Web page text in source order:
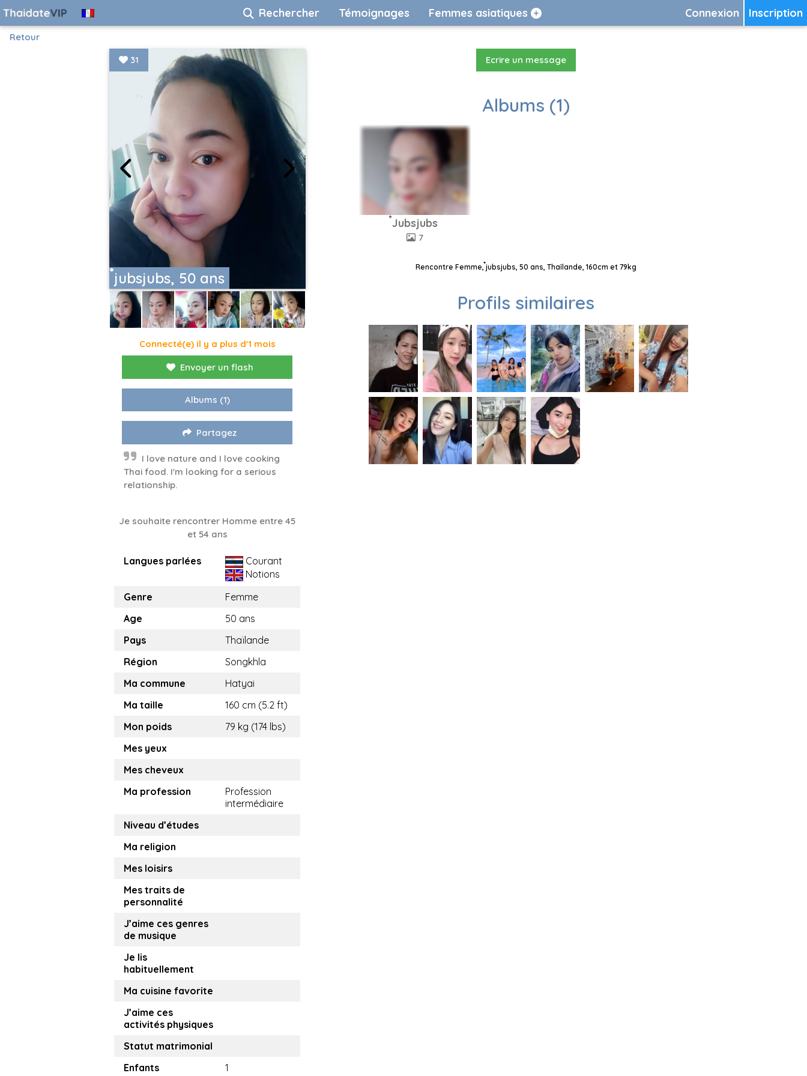
Inscription
Connexion
Rechercher Témoignages Femmes asiatiques
Retour
๋jubsjubs, 50 ans
31
Connecté(e) il y a plus d'1 mois
Envoyer un flash
Albums (1)
Partagez
I love nature and I love cooking
Thai food. I'm looking for a serious
relationship.
Je souhaite rencontrer Homme entre 45
et 54 ans
Langues parlées
Courant
Notions
Genre
Femme
Age
50 ans
Pays
Thaïlande
Région
Songkhla
Ma commune
Hatyai
Ma taille
160 cm (5.2 ft)
Mon poids
79 kg (174 lbs)
Mes yeux
Mes cheveux
Ma profession
Profession
intermédiaire
Niveau d’études
Ma religion
Mes loisirs
Mes traits de
personnalité
J’aime ces genres
de musique
Je lis
habituellement
Ma cuisine favorite
J’aime ces
activités physiques
Statut matrimonial
Enfants
1
Ecrire un message
Albums (1)
๋Jubsjubs
7
Rencontre Femme, ๋jubsjubs, 50 ans, Thaïlande, 160cm et 79kg
Profils similaires